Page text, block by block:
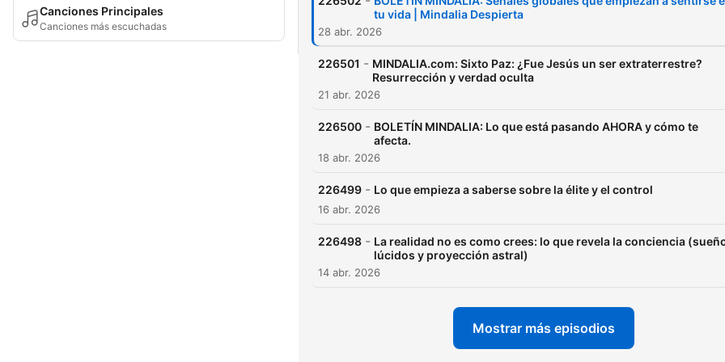
Canciones Principales
Canciones más escuchadas
transforma el mundo con
tu vida | Mindalia Despierta
28 abr. 2026
226501 - MINDALIA.com: Sixto Paz: ¿Fue Jesús un ser extraterrestre?
Resurrección y verdad oculta
21 abr. 2026
226500 - BOLETÍN MINDALIA: Lo que está pasando AHORA y cómo te
afecta.
18 abr. 2026
226499 - Lo que empieza a saberse sobre la élite y el control
16 abr. 2026
226498 - La realidad no es como crees: lo que revela la conciencia
lúcidos y proyección astral)
14 abr. 2026
Mostrar más episodios